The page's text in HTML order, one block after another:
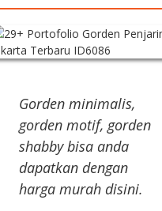
Gorden minimalis,
gorden motif, gorden
shabby bisa anda
dapatkan dengan
harga murah disini.